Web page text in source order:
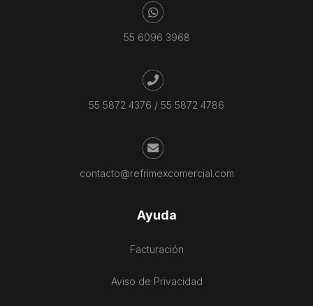
55 6096 3968
55 5872 4376 / 55 5872 4786
contacto@refrimexcomercial.com
Ayuda
Facturación
Aviso de Privacidad